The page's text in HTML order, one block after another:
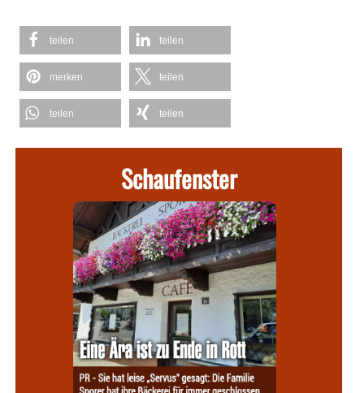
teilen teilen
merken teilen
teilen teilen
Schaufenster